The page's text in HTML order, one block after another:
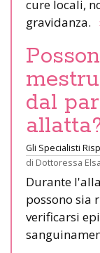
cure locali,
gravidanza.
dal
Gli Specialisti
di Dottoressa
Durante
possono sia
verificarsi